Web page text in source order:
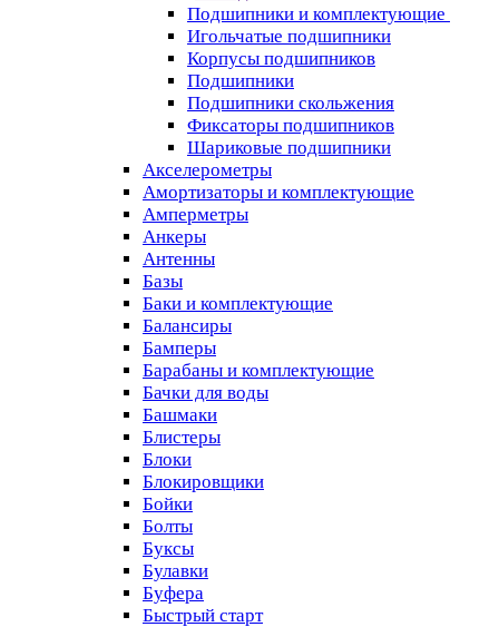
Подшипники и комплектующие
Игольчатые подшипники
Корпусы подшипников
Подшипники
Подшипники скольжения
Фиксаторы подшипников
Шариковые подшипники
Акселерометры
Амортизаторы и комплектующие
Амперметры
Анкеры
Антенны
Базы
Баки и комплектующие
Балансиры
Бамперы
Барабаны и комплектующие
Бачки для воды
Башмаки
Блистеры
Блоки
Блокировщики
Бойки
Болты
Буксы
Булавки
Буфера
Быстрый старт